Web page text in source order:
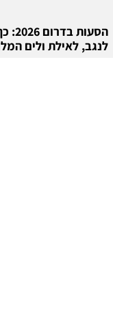
לנגב, לאילת ולים